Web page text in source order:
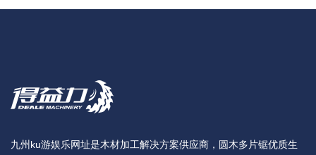
九州ku游娱乐网址是木材加工解决方案供应商，圆木多片锯优质生